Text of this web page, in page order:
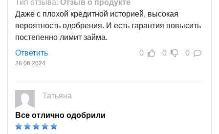
Тип отзыва: Отзыв о продукте
Даже с плохой кредитной историей, высокая
вероятность одобрения. И есть гарантия повысить
постепенно лимит займа.
Ответить
0 0 0
28.06.2024
Татьяна
Все отлично одобрили